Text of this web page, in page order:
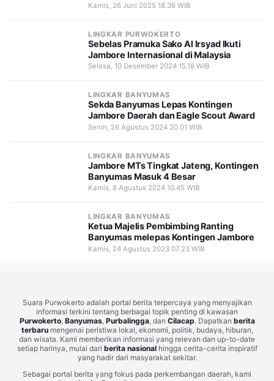
Kamis, 26 Juni 2025 18.36 WIB
LINGKAR PURWOKERTO
Sebelas Pramuka Sako Al Irsyad Ikuti
Jambore Internasional di Malaysia
Selasa, 10 Desember 2024 15.18 WIB
LINGKAR BANYUMAS
Sekda Banyumas Lepas Kontingen
Jambore Daerah dan Eagle Scout Award
Senin, 26 Agustus 2024 20.01 WIB
LINGKAR BANYUMAS
Jambore MTs Tingkat Jateng, Kontingen
Banyumas Masuk 4 Besar
Kamis, 8 Agustus 2024 10.45 WIB
LINGKAR BANYUMAS
Ketua Majelis Pembimbing Ranting
Banyumas melepas Kontingen Jambore
Kamis, 24 Agustus 2023 07.23 WIB
Suara Purwokerto adalah portal berita terpercaya yang menyajikan
informasi terkini tentang berbagai topik penting di kawasan
Purwokerto, Banyumas, Purbalingga, dan Cilacap. Dapatkan berita
terbarumengenai peristiwa lokal, ekonomi, politik, budaya, hiburan,
dan wisata. Kami memberikan informasi yang relevan dan up-to-date
setiap harinya, mulai dari berita nasionalhingga cerita-cerita inspiratif
yang hadir dari masyarakat sekitar.
Sebagai portal berita yang fokus pada perkembangan daerah, kami